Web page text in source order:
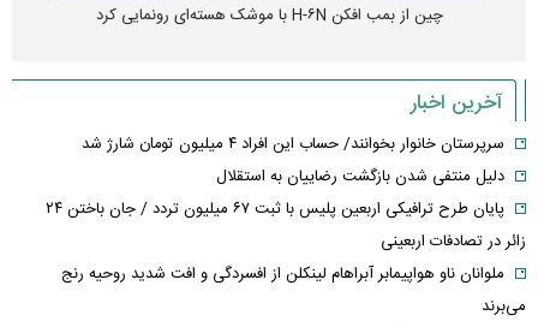
چین از بمب افکن H-۶N با موشک هسته‌ای رونمایی کرد
آخرین اخبار
سرپرستان خانوار بخوانند/ حساب این افراد ۴ میلیون تومان شارژ شد
دلیل منتفی شدن بازگشت رضاییان به استقلال
پایان طرح ترافیکی اربعین پلیس با ثبت ۶۷ میلیون تردد / جان باختن ۲۴
زائر در تصادفات اربعینی
ملوانان ناو هواپیمابر آبراهام لینکلن از افسردگی و افت شدید روحیه رنج
می‌برند